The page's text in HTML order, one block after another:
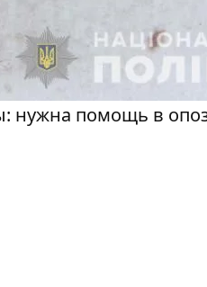
нужна помощь в